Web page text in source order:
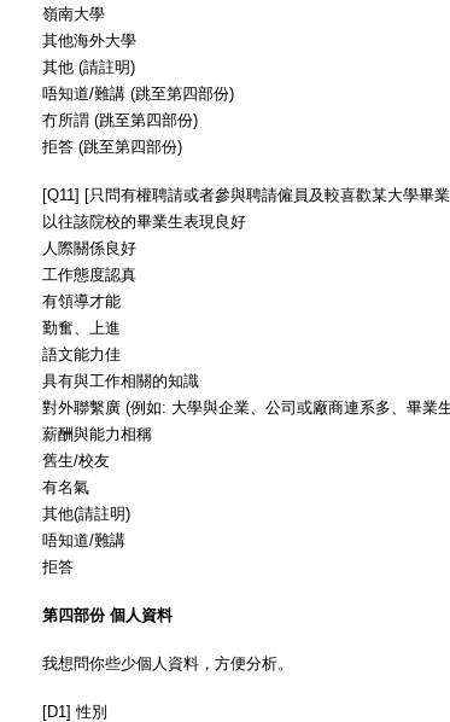
嶺南大學
其他海外大學
其他 (請註明)
唔知道/難講 (跳至第四部份)
冇所謂 (跳至第四部份)
拒答 (跳至第四部份)
[Q11] [只問有權聘請或者參與聘請僱員及較喜歡某大學畢
以往該院校的畢業生表現良好
人際關係良好
工作態度認真
有領導才能
勤奮、上進
語文能力佳
具有與工作相關的知識
對外聯繫廣 (例如: 大學與企業、公司或廠商連系多、畢業
薪酬與能力相稱
舊生/校友
有名氣
其他(請註明)
唔知道/難講
拒答
第四部份 個人資料
我想問你些少個人資料，方便分析。
[D1] 性別